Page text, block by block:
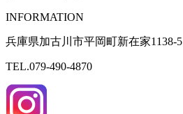
INFORMATION
兵庫県加古川市平岡町新在家1138-5
TEL.079-490-4870